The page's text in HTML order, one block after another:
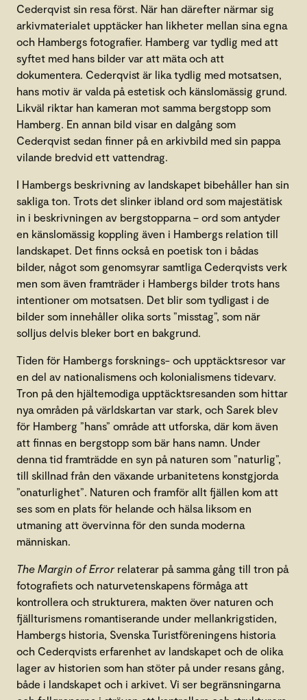
Cederqvist sin resa först. När han därefter närmar sig
arkivmaterialet upptäcker han likheter mellan sina egna
och Hambergs fotografier. Hamberg var tydlig med att
syftet med hans bilder var att mäta och att
dokumentera. Cederqvist är lika tydlig med motsatsen,
hans motiv är valda på estetisk och känslomässig grund.
Likväl riktar han kameran mot samma bergstopp som
Hamberg. En annan bild visar en dalgång som
Cederqvist sedan finner på en arkivbild med sin pappa
vilande bredvid ett vattendrag.
I Hambergs beskrivning av landskapet bibehåller han sin
sakliga ton. Trots det slinker ibland ord som majestätisk
in i beskrivningen av bergstopparna – ord som antyder
en känslomässig koppling även i Hambergs relation till
landskapet. Det finns också en poetisk ton i bådas
bilder, något som genomsyrar samtliga Cederqvists verk
men som även framträder i Hambergs bilder trots hans
intentioner om motsatsen. Det blir som tydligast i de
bilder som innehåller olika sorts ”misstag”, som när
solljus delvis bleker bort en bakgrund.
Tiden för Hambergs forsknings- och upptäcktsresor var
en del av nationalismens och kolonialismens tidevarv.
Tron på den hjältemodiga upptäcktsresanden som hittar
nya områden på världskartan var stark, och Sarek blev
för Hamberg ”hans” område att utforska, där kom även
att finnas en bergstopp som bär hans namn. Under
denna tid framträdde en syn på naturen som ”naturlig”,
till skillnad från den växande urbanitetens konstgjorda
”onaturlighet”. Naturen och framför allt fjällen kom att
ses som en plats för helande och hälsa liksom en
utmaning att övervinna för den sunda moderna
människan.
The Margin of Errorrelaterar på samma gång till tron på
fotografiets och naturvetenskapens förmåga att
kontrollera och strukturera, makten över naturen och
fjällturismens romantiserande under mellankrigstiden,
Hambergs historia, Svenska Turistföreningens historia
och Cederqvists erfarenhet av landskapet och de olika
lager av historien som han stöter på under resans gång,
både i landskapet och i arkivet. Vi ser begränsningarna